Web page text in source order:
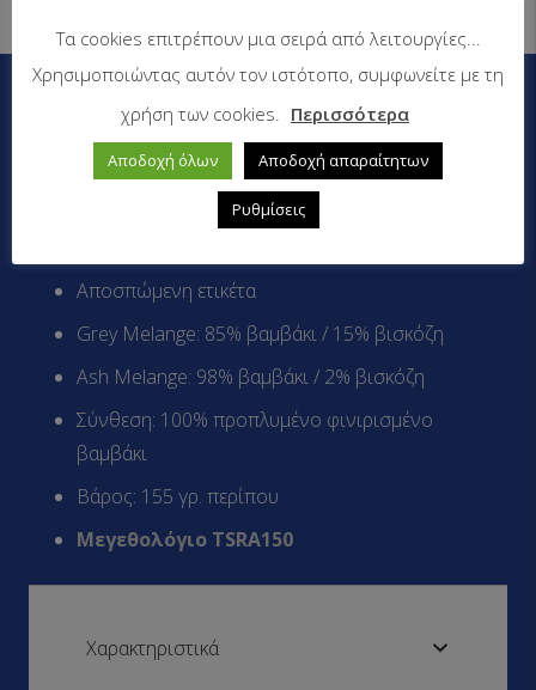
Πληροφορίες
Χωρίς πλαϊνές ραφές
Ρέλι γαζωμένο από ώμο σε ώμο
Αποσπώμενη ετικέτα
Grey Melange: 85% βαμβάκι / 15% βισκόζη
Ash Melange: 98% βαμβάκι / 2% βισκόζη
Σύνθεση: 100% προπλυμένο φινιρισμένο
βαμβάκι
Βάρος: 155 γρ. περίπου
Μεγεθολόγιο TSRA150
Χαρακτηριστικά
Τα cookies επιτρέπουν μια σειρά από λειτουργίες...
Χρησιμοποιώντας αυτόν τον ιστότοπο, συμφωνείτε με τη
χρήση των cookies.
Περισσότερα
Αποδοχή όλων Αποδοχή απαραίτητων
Ρυθμίσεις